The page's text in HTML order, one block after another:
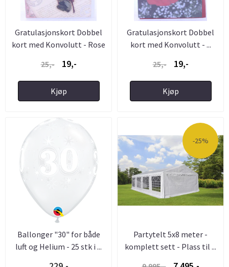
Gratulasjonskort Dobbel
kort med Konvolutt - Rose
25,- 19,-
Kjøp
Gratulasjonskort Dobbel
kort med Konvolutt - ...
25,-
19,-
Kjøp
Ballonger "30" for både
luft og Helium - 25 stk i ...
-25%
Partytelt 5x8 meter -
komplett sett - Plass til ...